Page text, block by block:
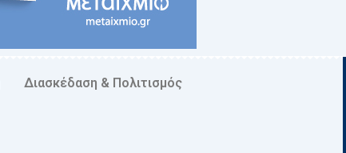
Διασκέδαση & Πολιτισμός